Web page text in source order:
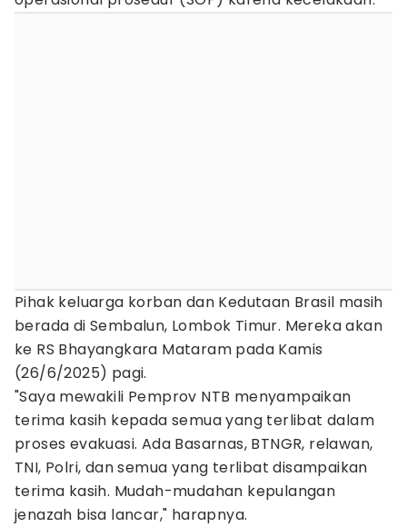
Pihak keluarga korban dan Kedutaan Brasil masih
berada di Sembalun, Lombok Timur. Mereka akan
ke RS Bhayangkara Mataram pada Kamis
(26/6/2025) pagi.
"Saya mewakili Pemprov NTB menyampaikan
terima kasih kepada semua yang terlibat dalam
proses evakuasi. Ada Basarnas, BTNGR, relawan,
TNI, Polri, dan semua yang terlibat disampaikan
terima kasih. Mudah-mudahan kepulangan
jenazah bisa lancar," harapnya.